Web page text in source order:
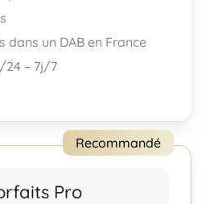
un DAB en France
24 – 7j/7
Recommandé
Pro